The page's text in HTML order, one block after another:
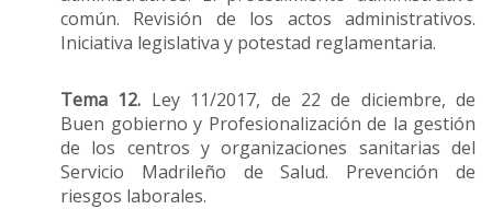
común. Revisión de los actos administrativos.
Iniciativa legislativa y potestad reglamentaria.
Tema 12. Ley 11/2017, de 22 de diciembre, de
Buen gobierno y Profesionalización de la gestión
de los centros y organizaciones sanitarias del
Servicio Madrileño de Salud. Prevención de
riesgos laborales.